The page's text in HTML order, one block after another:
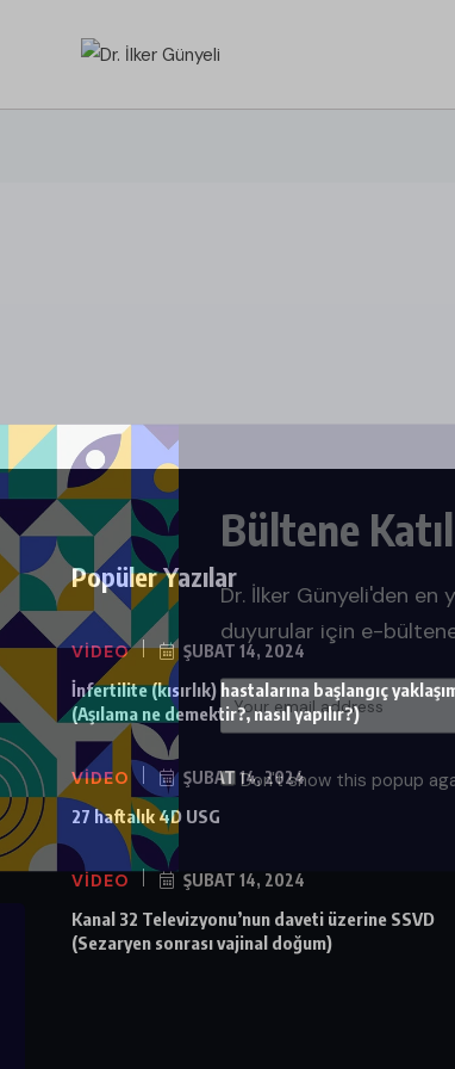
duyurular için e-
Popüler Yazılar
VIDEO ŞUBAT 14, 2024
İnfertilite (kısırlık) hastalarına başlangıç
(Aşılama ne demektir?, nasıl yapılır?)
VIDEO ŞUBAT 14, 2024
27 haftalık 4D USG
VIDEO ŞUBAT 14, 2024
Kanal 32 Televizyonu’nun daveti üzerine SSVD
(Sezaryen sonrası vajinal doğum)